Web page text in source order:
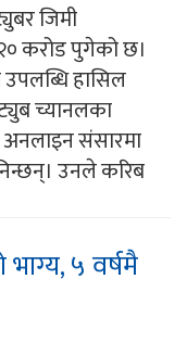
जिमी
करोड पुगेको छ।
हासिल
च्यानलका
संसारमा
उनले करिब
५ वर्षमै